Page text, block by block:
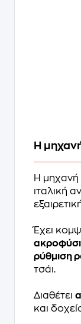
Η
Η μηχανή
ιταλική
Έχει
ρύθμιση
τσάι.
Διαθέτει
και